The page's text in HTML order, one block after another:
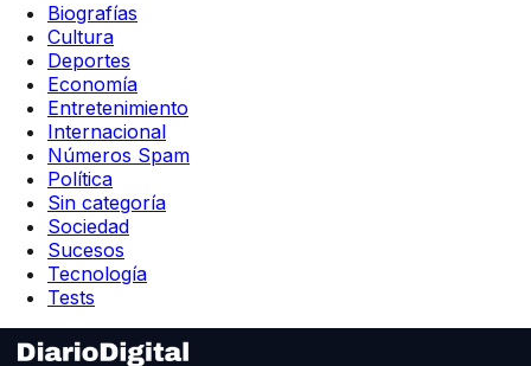
Biografías
Cultura
Deportes
Economía
Entretenimiento
Internacional
Números Spam
Política
Sin categoría
Sociedad
Sucesos
Tecnología
Tests